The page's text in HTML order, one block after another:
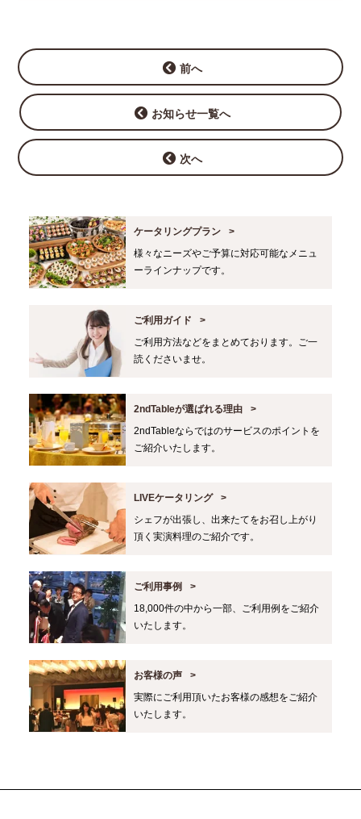
前へ
お知らせ一覧へ
次へ
ケータリングプラン
様々なニーズやご予算に対応可能なメニュ
ーラインナップです。
ご利用ガイド
ご利用方法などをまとめております。ご一
読くださいませ。
2ndTableが選ばれる理由
2ndTableならではのサービスのポイントを
ご紹介いたします。
LIVEケータリング
シェフが出張し、出来たてをお召し上がり
頂く実演料理のご紹介です。
ご利用事例
18,000件の中から一部、ご利用例をご紹介
いたします。
お客様の声
実際にご利用頂いたお客様の感想をご紹介
いたします。